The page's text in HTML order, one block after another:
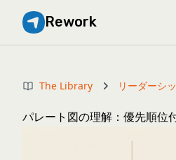
Rework
The Library リーダーシ
パレート図の理解：優先順位